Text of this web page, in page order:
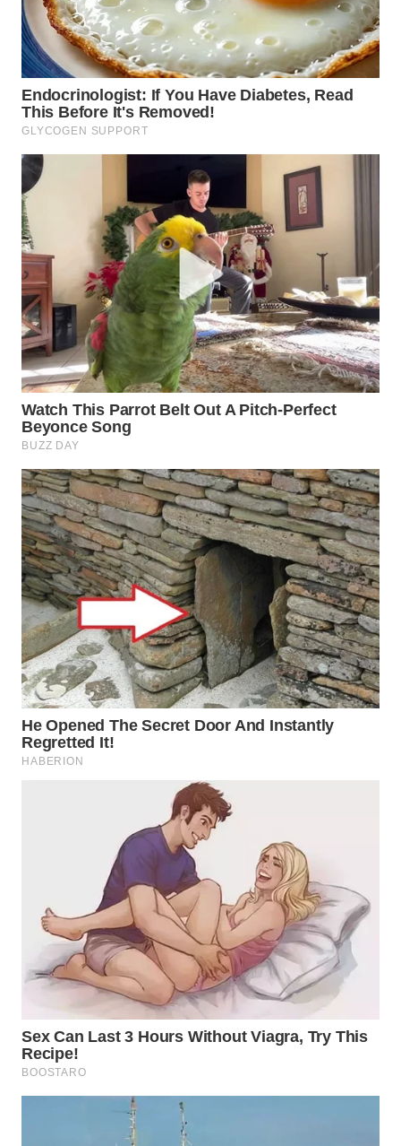
WN
DAIRI
WN
DANAU
TOBA
WN
LANGKAT
WN
TAPANULI
SELATAN
WN
TANJUNG
LESUNG
WN
KARO
WN
SIMALUNGUN
WN
LABUHANBATU
WN
TAPANULI
TENGAH
WN
PAKPAK
WN
KARAWANG
WN
BEKASI